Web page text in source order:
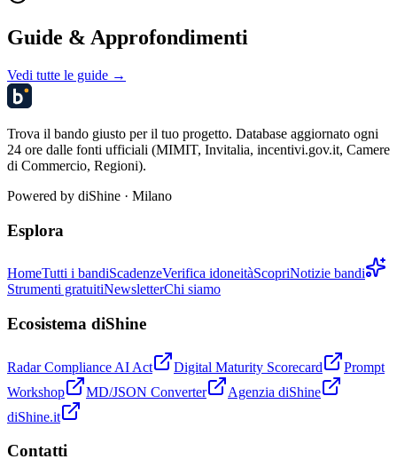
Guide & Approfondimenti
Vedi tutte le guide →
Trova il bando giusto per il tuo progetto. Database aggiornato ogni
24 ore dalle fonti ufficiali (MIMIT, Invitalia, incentivi.gov.it, Camere
di Commercio, Regioni).
Powered by diShine · Milano
Esplora
HomeTutti i bandiScadenzeVerifica idoneitàScopriNotizie bandi
Strumenti gratuitiNewsletterChi siamo
Ecosistema diShine
Radar Compliance AI Act Digital Maturity Scorecard
Prompt
Workshop
MD/JSON Converter
Agenzia diShine
diShine.it
Contatti